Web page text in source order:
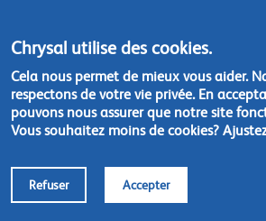
Tel: 1.800.247.9725
Local: 305.477.0112
Fax:305.477.1284
Contact us
Footer
© Chrysal 2018
Chrysal utilise des cookies.
Cela nous permet de mieux vous aider.
respectons de votre vie privée. En
pouvons nous assurer que notre site
Vous souhaitez moins de cookies?
Refuser Accepter